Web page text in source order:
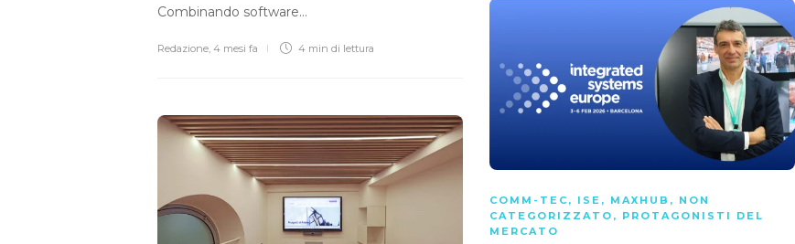
Combinando software…
Redazione, 4 mesi fa 4 min di lettura
COMM-TEC , ISE , MAXHUB , NON
CATEGORIZZATO , PROTAGONISTI DEL
MERCATO